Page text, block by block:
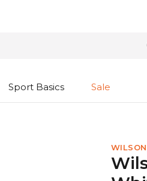
Sport Basics Sale
WILSON